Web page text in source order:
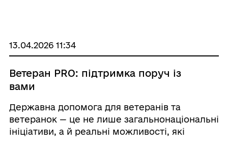
13.04.2026 11:34
Ветеран PRO: підтримка поруч із
вами
Державна допомога для ветеранів та
ветеранок — це не лише загальнонаціональні
ініціативи, а й реальні можливості, які